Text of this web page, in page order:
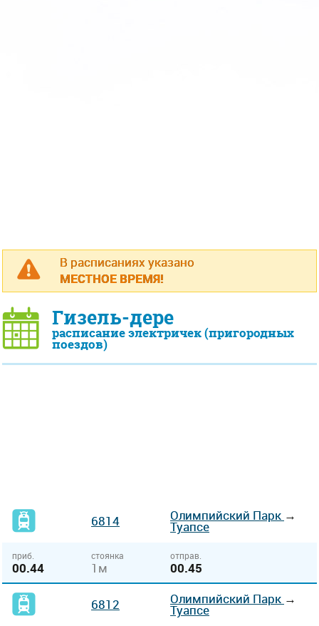
В расписаниях указано
МЕСТНОЕ ВРЕМЯ!
Гизель-дере
расписание электричек (пригородных
поездов)
6814 Олимпийский Парк →
Туапсе
приб.
00.44
стоянка
1м
отправ.
00.45
6812 Олимпийский Парк →
Туапсе